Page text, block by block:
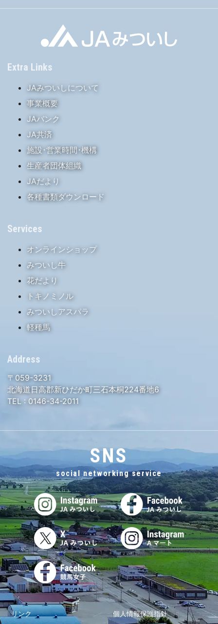
Extra Links
JAみついしについて
事業概要
JAバンク
JA共済
施設･営業時間･機構
生産者団体組織
JAだより
各種書類ダウンロード
Services
オンラインショップ
みついし牛
花だより
トキノミノル
みついしアスパラ
軽種馬
Address
〒059-3231
北海道日高郡新ひだか町三石本桐224番地6
TEL : 0146-34-2011
SNS
social networking service
リンク
個人情報保護指針